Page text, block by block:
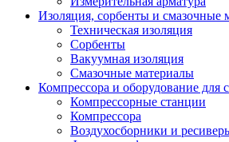
Изоляция, сорбенты и смазочные
Техническая изоляция
Сорбенты
Вакуумная изоляция
Смазочные материалы
Компрессора и оборудование для
Компрессорные станции
Компрессора
Воздухосборники и